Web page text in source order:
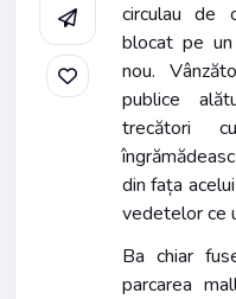
circulau de
blocat pe
nou.
publice
trecători
din fața
vedetelor ce
Ba chiar
parcarea